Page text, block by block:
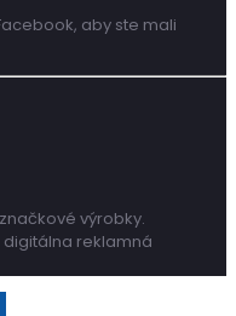
aby ste mali
výrobky.
digitálna reklamná